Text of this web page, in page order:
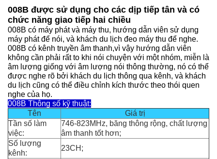
008B được sử dụng cho các dịp tiếp tân và có
chức năng giao tiếp hai chiều
008B có máy phát và máy thu, hướng dẫn viên sử dụng
máy phát để nói, và khách du lịch đeo máy thu để nghe.
008B có kênh truyền âm thanh,vì vậy hướng dẫn viên
không cần phải rất to khi nói chuyện với một nhóm, miễn là
âm lượng giống với âm lượng nói thông thường, nó có thể
được nghe rõ bởi khách du lịch thông qua kênh, và khách
du lịch cũng có thể điều chỉnh kích thước theo thói quen
nghe của họ.
008B Thông số kỹ thuật:
Tên
Giá trị
Tần số làm
việc:
746-823MHz, băng thông rộng, chất lượng
âm thanh tốt hơn;
Số lượng
kênh:
23CH;